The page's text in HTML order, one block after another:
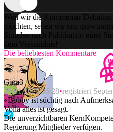
Weil wir die Kommentar-Debatten
möchten, sehen wir uns
Stunden nach Publikation einer
dein Verständnis!
Die beliebtesten Kommentare
Gina3
29.01.2025 06:28 registriert
«Bobby ist süchtig nach
Voilá alles ist gesagt.
Die unverzichtbaren
Regierung Mitglieder verfügen.